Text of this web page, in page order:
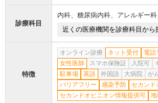
診療科目
内科、 糖尿病内科、 アレルギー科
近くの医療機関を診療科目から
特徴
オンライン診療 ネット受付 電話
女性医師
スマホ保険証 入院可
駐車場
英語 外国語 大病院 が
バリアフリー
感染予防
セカンド
セカンドオピニオン情報提供可